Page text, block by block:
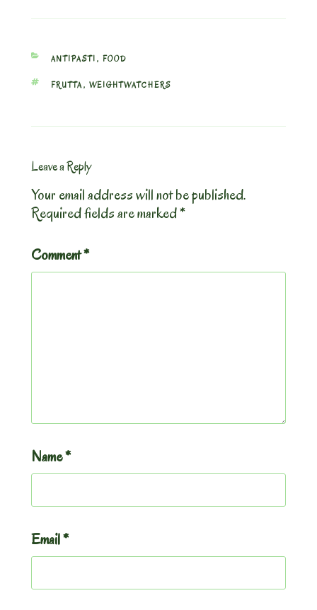
CATEGORIES
ANTIPASTI , FOOD
TAGS
FRUTTA, WEIGHTWATCHERS
Leave a Reply
Your email address will not be published.
Required fields are marked*
Comment*
Name*
Email*